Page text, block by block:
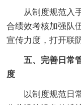
从制度规范入手
合绩效考核加强队
宣传力度，打开联
五、完善日常管
度
以制度规范日常